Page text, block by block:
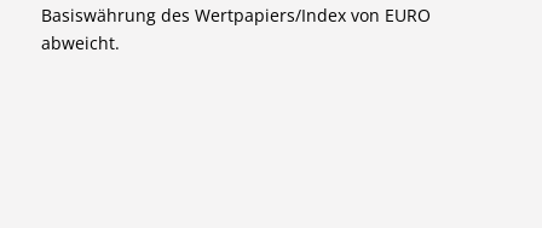
Basiswährung des Wertpapiers/Index von EURO
abweicht.